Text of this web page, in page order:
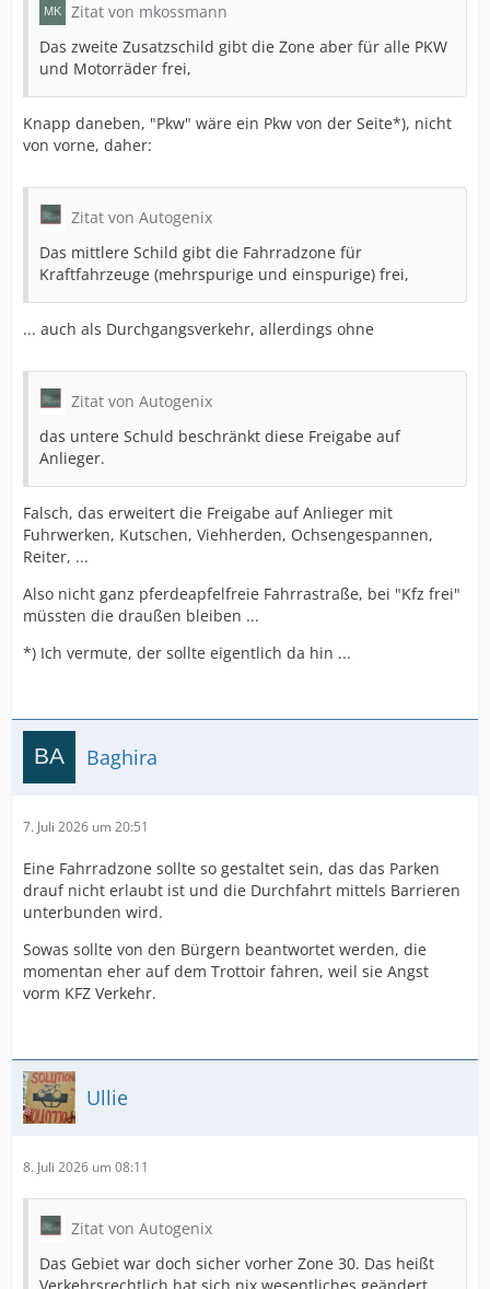
Zitat von mkossmann
Das zweite Zusatzschild gibt die Zone aber für alle PKW
und Motorräder frei,
Knapp daneben, "Pkw" wäre ein Pkw von der Seite*), nicht
von vorne, daher:
Zitat von Autogenix
Das mittlere Schild gibt die Fahrradzone für
Kraftfahrzeuge (mehrspurige und einspurige) frei,
... auch als Durchgangsverkehr, allerdings ohne
Zitat von Autogenix
das untere Schuld beschränkt diese Freigabe auf
Anlieger.
Falsch, das erweitert die Freigabe auf Anlieger mit
Fuhrwerken, Kutschen, Viehherden, Ochsengespannen,
Reiter, ...
Also nicht ganz pferdeapfelfreie Fahrrastraße, bei "Kfz frei"
müssten die draußen bleiben ...
*) Ich vermute, der sollte eigentlich da hin ...
Baghira
7. Juli 2026 um 20:51
Eine Fahrradzone sollte so gestaltet sein, das das Parken
drauf nicht erlaubt ist und die Durchfahrt mittels Barrieren
unterbunden wird.
Sowas sollte von den Bürgern beantwortet werden, die
momentan eher auf dem Trottoir fahren, weil sie Angst
vorm KFZ Verkehr.
Ullie
8. Juli 2026 um 08:11
Zitat von Autogenix
Das Gebiet war doch sicher vorher Zone 30. Das heißt